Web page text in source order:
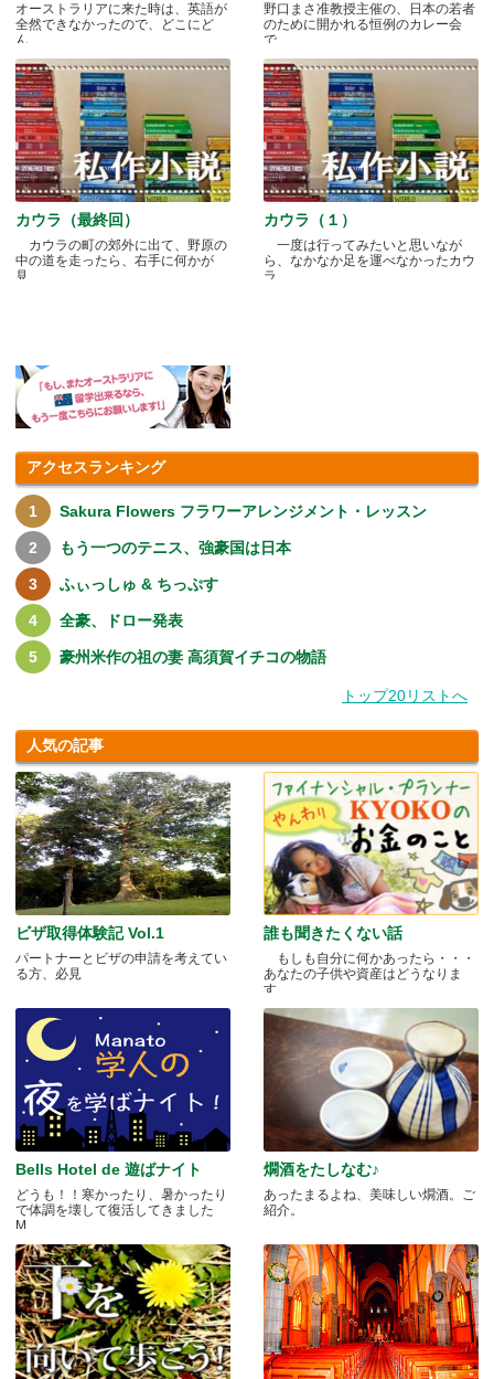
オーストラリアに来た時は、英語が
全然できなかったので、どこにど
ん.....
野口まさ准教授主催の、日本の若者
のために開かれる恒例のカレー会
で.....
カウラ（最終回）
カウラの町の郊外に出て、野原の
中の道を走ったら、右手に何かが
見.....
カウラ（１）
一度は行ってみたいと思いなが
ら、なかなか足を運べなかったカウ
ラ.....
アクセスランキング
Sakura Flowers フラワーアレンジメント・レッスン
もう一つのテニス、強豪国は日本
ふぃっしゅ & ちっぷす
全豪、ドロー発表
豪州米作の祖の妻 高須賀イチコの物語
トップ20リストへ
人気の記事
ビザ取得体験記 Vol.1
パートナーとビザの申請を考えてい
る方、必見
誰も聞きたくない話
もしも自分に何かあったら・・・
あなたの子供や資産はどうなりま
す.....
Bells Hotel de 遊ばナイト
どうも！！寒かったり、暑かったり
で体調を壊して復活してきました
M.....
燗酒をたしなむ♪
あったまるよね、美味しい燗酒。ご
紹介。